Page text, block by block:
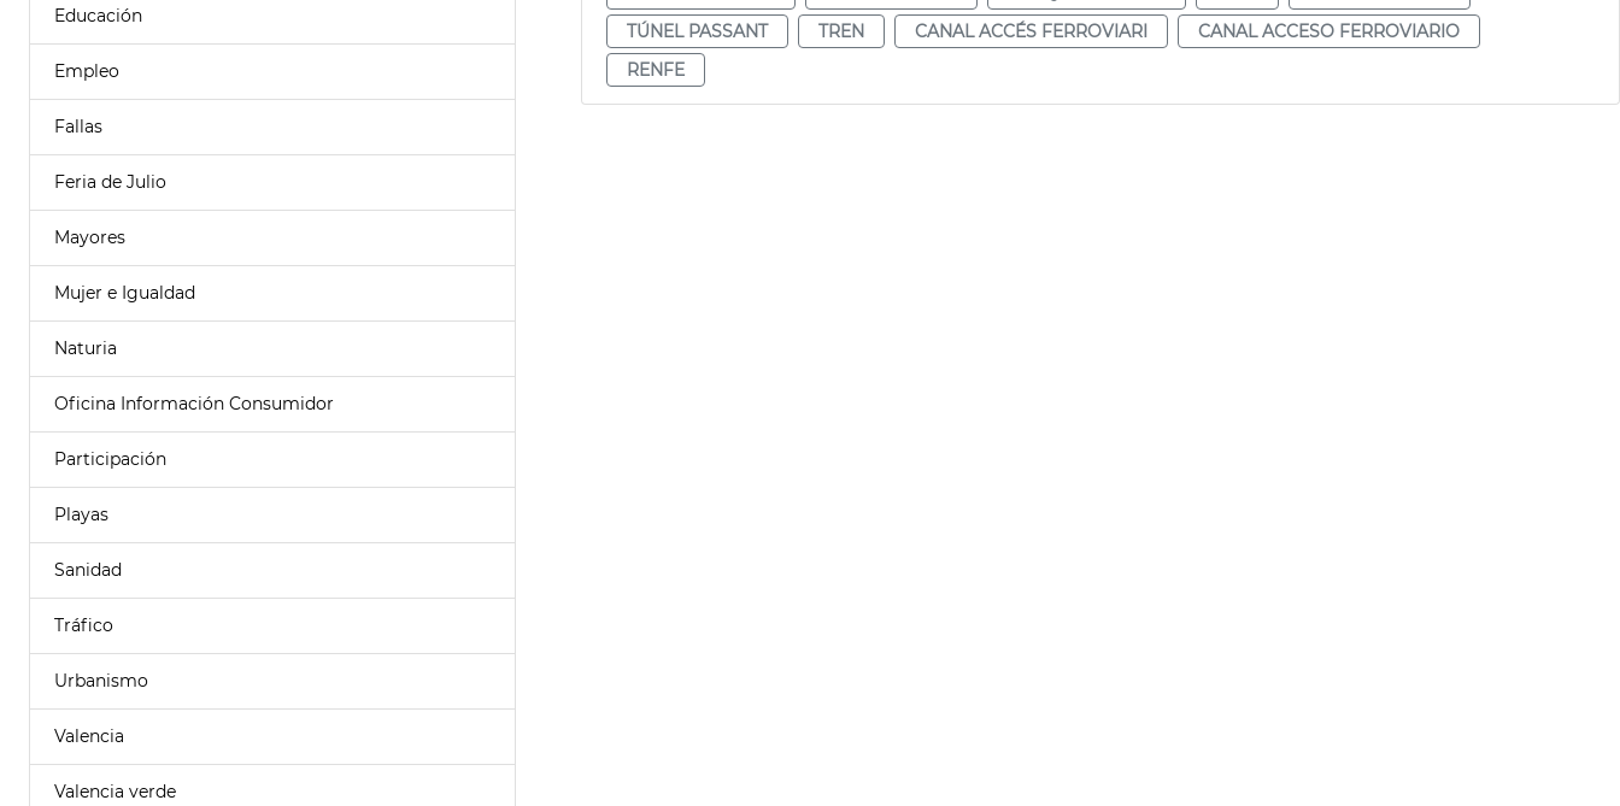
Educación
Empleo
Fallas
Feria de Julio
Mayores
Mujer e Igualdad
Naturia
Oficina Información Consumidor
Participación
Playas
Sanidad
Tráfico
Urbanismo
Valencia
Valencia verde
TÚNEL PASSANT
TREN CANAL ACCÉS FERROVIARI
CANAL ACCESO FERROVIARIO
RENFE